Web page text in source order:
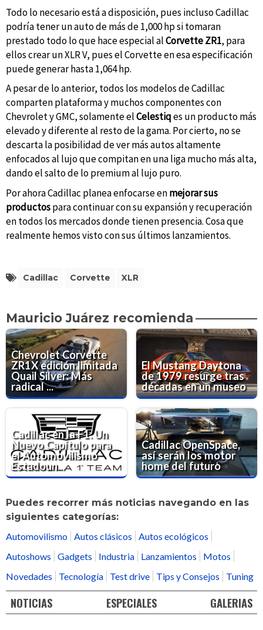
Todo lo necesario está a disposición, pues incluso Cadillac
podría tener un auto de más de 1,000 hp si tomaran
prestado todo lo que hace especial alCorvette ZR1, para
ellos crear un XLR V, pues el Corvette en esa especificación
puede generar hasta 1,064 hp.
A pesar de lo anterior, todos los modelos de Cadillac
comparten plataforma y muchos componentes con
Chevrolet y GMC, solamente elCelestiqes un producto más
elevado y diferente al resto de la gama. Por cierto, no se
descarta la posibilidad de ver más autos altamente
enfocados al lujo que compitan en una liga mucho más alta,
dando el salto de lo premium al lujo puro.
Por ahora Cadillac planea enfocarse enmejorar sus
productospara continuar con su expansión y recuperación
en todos los mercados donde tienen presencia. Cosa que
realmente hemos visto con sus últimos lanzamientos.
Cadillac Corvette XLR
Mauricio Juárez recomienda
Chevrolet Corvette
ZR1X edición limitada
Quail Silver: Más
radical ...
El Mustang Daytona
de 1979 resurge tras
décadas en un museo
Cadillac en la F1: Un
Nuevo Capítulo para
el Automovilismo
Estadoun...
Cadillac OpenSpace,
así serán los motor
home del futuro
Puedes recorrer más noticias navegando en las
siguientes categorías:
Automovilismo Autos clásicos
Autos ecológicos
Autoshows
Gadgets Industria Lanzamientos
Motos
Novedades
Tecnología Test drive Tips y Consejos Tuning
NOTICIAS ESPECIALES GALERIAS